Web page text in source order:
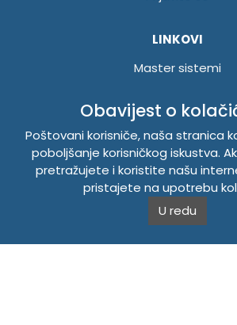
LINKOVI
Master sistemi
Akcije
INFORMACIJE
Politika o kolačićima
Uslovi korištenja
Politika privatnosti
Obavijest o
Poštovani korisniče, naša stranica
poboljšanje korisničkog iskustva.
pretražujete i koristite našu
pristajete na upotrebu
U redu